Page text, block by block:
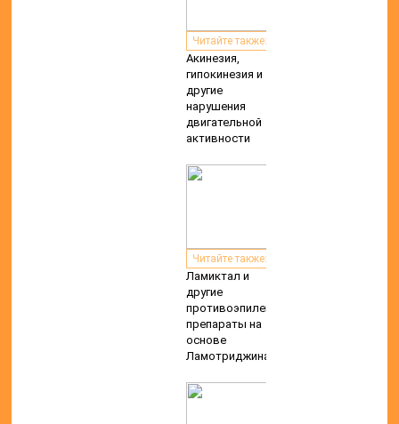
Читайте также:
Акинезия,
гипокинезия и
другие
нарушения
двигательной
активности
Читайте также:
Ламиктал и
другие
противоэпилептические
препараты на
основе
Ламотриджина